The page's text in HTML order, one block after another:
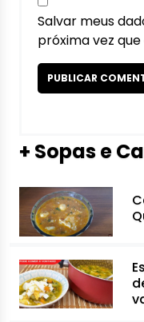
Salvar meus
próxima vez
+ Sopas e